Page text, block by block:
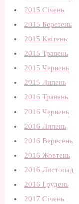
2015 Січень
2015 Березень
2015 Квітень
2015 Травень
2015 Червень
2015 Липень
2016 Травень
2016 Червень
2016 Липень
2016 Вересень
2016 Жовтень
2016 Листопад
2016 Грудень
2017 Січень